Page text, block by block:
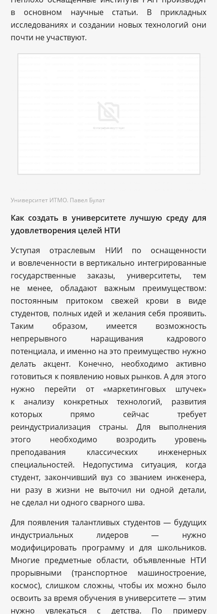
в основном научные статьи. В прикладных
исследованиях и создании новых технологий они
почти не участвуют.
Университет ИТМО. Павел Булат
Как создать в университете лучшую среду для
удовлетворения целей НТИ
Уступая отраслевым НИИ по оснащенности
и вовлеченности в вертикально интегрированные
государственные заказы, университеты, тем
не менее, обладают важным преимуществом:
постоянным притоком свежей крови в виде
студентов, полных идей и желания себя проявить.
Таким образом, имеется возможность
непрерывного наращивания кадрового
потенциала, и именно на это преимущество нужно
делать акцент. Конечно, необходимо активно
готовиться к появлению новых рынков. А для этого
нужно перейти от «маркетинговых штучек»
к анализу конкретных технологий, развития
которых прямо сейчас требует
реиндустриализация страны. Для выполнения
этого необходимо возродить уровень
преподавания классических инженерных
специальностей. Недопустима ситуация, когда
студент, закончивший вуз со званием инженера,
ни разу в жизни не выточил ни одной детали,
не сделал ни одного сварного шва.
Для появления талантливых студентов — будущих
индустриальных лидеров — нужно
модифицировать программу и для школьников.
Многие предметные области, объявленные НТИ
прорывными (транспортное машиностроение,
космос), слишком сложны, чтобы их можно было
освоить за время обучения в университете — этим
нужно увлекаться с детства. По примеру